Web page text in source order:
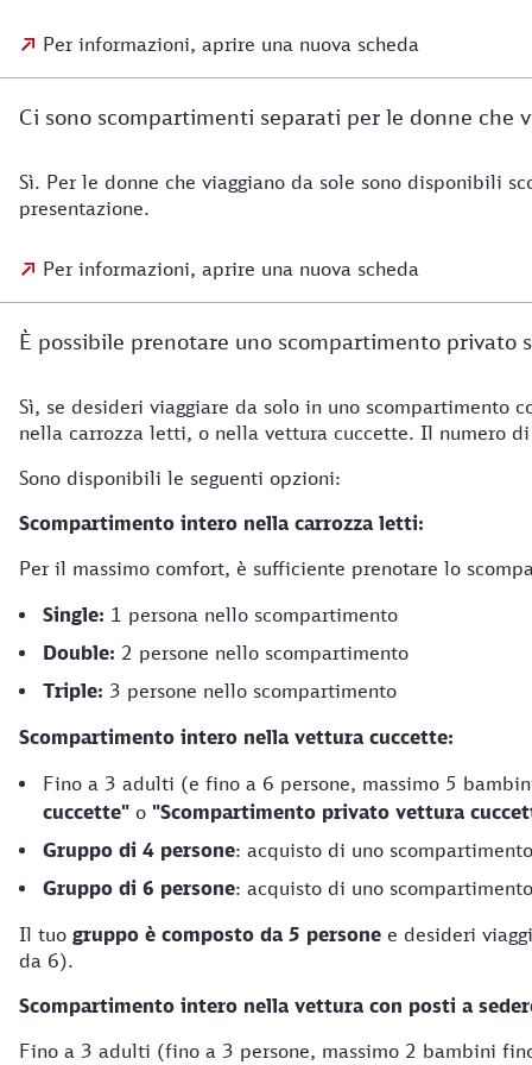
Per informazioni, aprire una nuova scheda
Ci sono scompartimenti separati per le donne che
Sì. Per le donne che viaggiano da sole sono disponibili
presentazione.
Per informazioni, aprire una nuova scheda
È possibile prenotare uno scompartimento privato
Sì, se desideri viaggiare da solo in uno
nella carrozza letti, o nella vettura cuccette. Il numero
Sono disponibili le seguenti opzioni:
Scompartimento intero nella carrozza letti:
Per il massimo comfort, è sufficiente prenotare lo
Single: 1 persona nello scompartimento
Double: 2 persone nello scompartimento
Triple: 3 persone nello scompartimento
Scompartimento intero nella vettura cuccette:
Fino a 3 adulti (e fino a 6 persone, massimo 5
cuccette" o "Scompartimento privato vettura
Gruppo di 4 persone: acquisto di uno
Gruppo di 6 persone: acquisto di uno
Il tuo gruppo è composto da 5 persone e desideri
da 6).
Scompartimento intero nella vettura con posti a
Fino a 3 adulti (fino a 3 persone, massimo 2 bambini